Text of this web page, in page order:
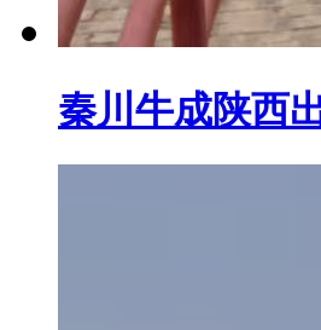
秦川牛成陕西